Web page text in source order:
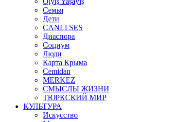
Семья
Дети
CANLI SES
Диаспора
Социум
Люди
Карта Крыма
Cemidan
МERKEZ
СМЫСЛЫ ЖИЗНИ
ТЮРКСКИЙ МИР
КУЛЬТУРА
Искусство